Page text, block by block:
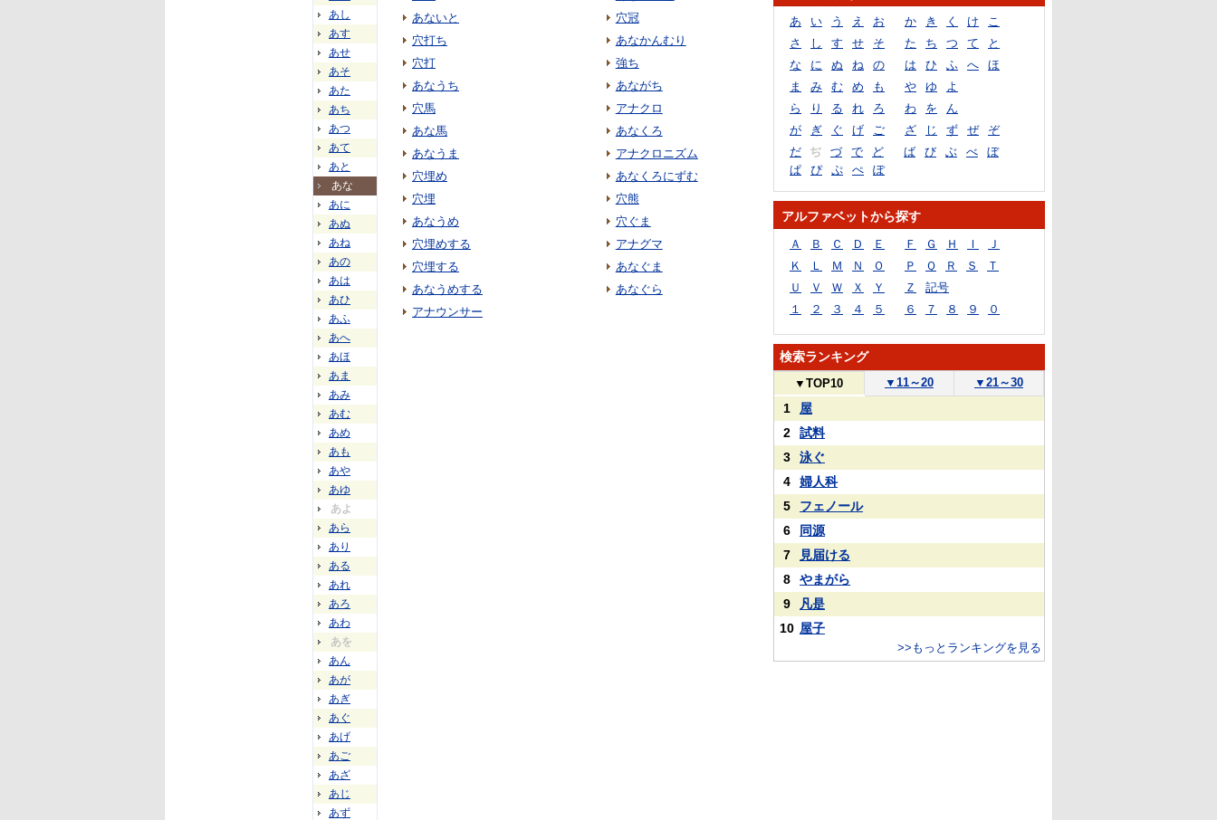
あし
あす
あせ
あそ
あた
あち
あつ
あて
あと
あな
あに
あぬ
あね
あの
あは
あひ
あふ
あへ
あほ
あま
あみ
あむ
あめ
あも
あや
あゆ
あよ
あら
あり
ある
あれ
あろ
あわ
あを
あん
あが
あぎ
あぐ
あげ
あご
あざ
あじ
あず
あないと
穴打ち
穴打
あなうち
穴馬
あな馬
あなうま
穴埋め
穴埋
あなうめ
穴埋めする
穴埋する
あなうめする
アナウンサー
穴冠
あなかんむり
強ち
あながち
アナクロ
あなくろ
アナクロニズム
あなくろにずむ
穴熊
穴ぐま
アナグマ
あなぐま
あなぐら
あ い う え お か き く け
こ
さ
し す せ そ た ち つ て
と
な
に ぬ ね の は ひ ふ へ
ほ
ま
み む め も や ゆ
よ
ら
り る れ ろ わ を
ん
が
ぎ ぐ げ ご ざ じ ず ぜ
ぞ
だ
ぢ づ で ど ば び ぶ べ
ぼ
ぱ
ぴ ぷ ぺ ぽ
アルファベットから探す
Ａ Ｂ Ｃ Ｄ Ｅ Ｆ Ｇ Ｈ Ｉ
Ｊ
Ｋ
Ｌ Ｍ Ｎ Ｏ Ｐ Ｑ Ｒ Ｓ
Ｔ
Ｕ
Ｖ Ｗ Ｘ Ｙ Ｚ
記号
１
２ ３ ４ ５ ６ ７ ８ ９ ０
検索ランキング
▼ TOP10 ▼ 11～20 ▼ 21～30
1
屋
2
試料
3
泳ぐ
4
婦人科
5
フェノール
6
同源
7
見届ける
8
やまがら
9
凡是
10 屋子
>>もっとランキングを見る